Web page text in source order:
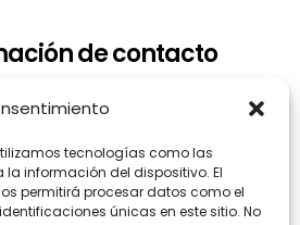
tecnologías como las
información del dispositivo. El
permitirá procesar datos como el
únicas en este sitio. No
de contacto
Arrupe Etxea C/ Padre
944.465.992